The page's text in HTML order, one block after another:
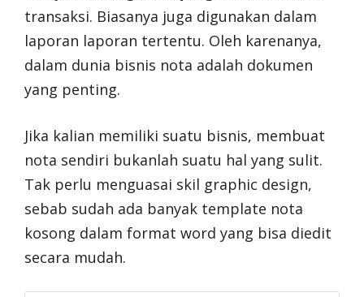
transaksi. Biasanya juga digunakan dalam
laporan laporan tertentu. Oleh karenanya,
dalam dunia bisnis nota adalah dokumen
yang penting.
Jika kalian memiliki suatu bisnis, membuat
nota sendiri bukanlah suatu hal yang sulit.
Tak perlu menguasai skil graphic design,
sebab sudah ada banyak template nota
kosong dalam format word yang bisa diedit
secara mudah.